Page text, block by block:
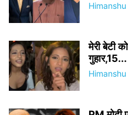
मेरी बेटी
गुहार,15...